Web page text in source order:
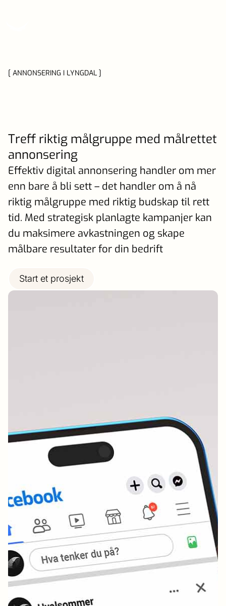
[ ANNONSERING I LYNGDAL ]
Treff riktig målgruppe med målrettet
annonsering
Effektiv digital annonsering handler om mer
enn bare å bli sett – det handler om å nå
riktig målgruppe med riktig budskap til rett
tid. Med strategisk planlagte kampanjer kan
du maksimere avkastningen og skape
målbare resultater for din bedrift
Start et prosjekt